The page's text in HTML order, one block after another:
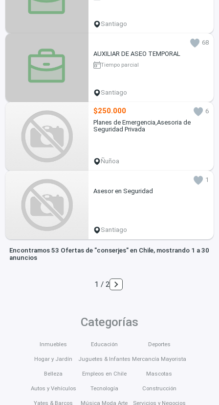
Santiago
68
AUXILIAR DE ASEO TEMPORAL
Tiempo parcial
Santiago
$250.000
6
Planes de Emergencia,Asesoria de
Seguridad Privada
Ñuñoa
1
Asesor en Seguridad
Santiago
Encontramos 53 Ofertas de "conserjes" en Chile, mostrando 1 a 30
anuncios
1 / 2
Categorías
Inmuebles
Hogar y Jardín
Belleza
Autos y Vehículos
Yates & Barcos
Educación
Juguetes & Infantes
Empleos en Chile
Tecnología
Música Moda Arte
Deportes
Mercancía Mayorista
Mascotas
Construcción
Servicios y Negocios